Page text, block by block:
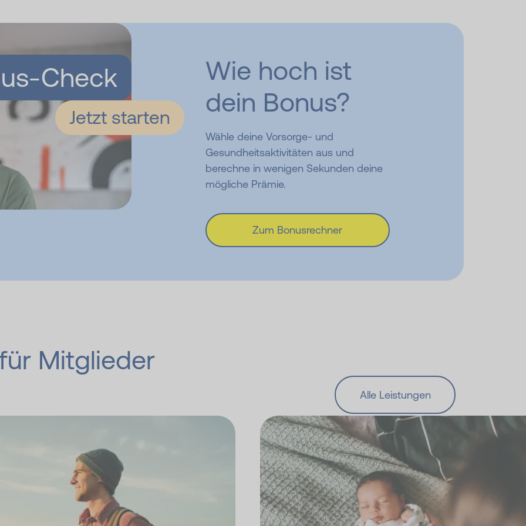
Check
Jetzt starten
Wie hoch ist
dein Bonus?
Wähle deine Vorsorge- und
Gesundheitsaktivitäten aus und
berechne in wenigen Sekunden deine
mögliche Prämie.
Zum Bonusrechner
Mitglieder
Alle Leistungen